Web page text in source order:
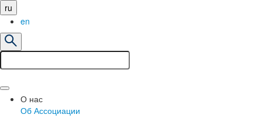
ru
en
О нас
Об Ассоциации